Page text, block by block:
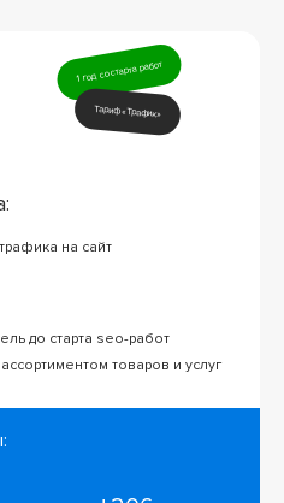
на сайт
до старта seo-работ
товаров и услуг
1 год со старта работ
Тариф «Трафик»